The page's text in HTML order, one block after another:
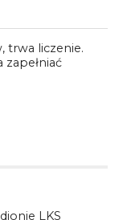
trwa liczenie.
LKS